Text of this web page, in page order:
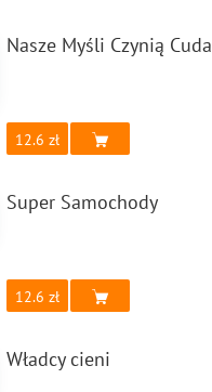
Nasze Myśli Czynią Cuda
12.6
Super Samochody
12.6
Władcy cieni